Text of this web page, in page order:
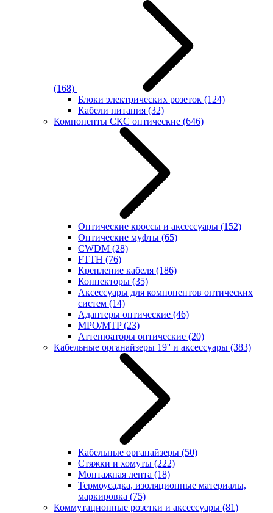
(168)
Блоки электрических розеток (124)
Кабели питания (32)
Компоненты СКС оптические (646)
Оптические кроссы и аксессуары (152)
Оптические муфты (65)
CWDM (28)
FTTH (76)
Крепление кабеля (186)
Коннекторы (35)
Аксессуары для компонентов оптических
систем (14)
Адаптеры оптические (46)
MPO/MTP(23)
Аттенюаторы оптические (20)
Кабельные органайзеры 19'' и аксессуары (383)
Кабельные органайзеры (50)
Стяжки и хомуты (222)
Монтажная лента (18)
Термоусадка, изоляционные материалы,
маркировка (75)
Коммутационные розетки и аксессуары (81)